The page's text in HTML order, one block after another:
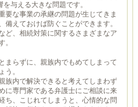
与える大きな問題です。
要な事業の承継の問題が生じてきま
備えておけば防ぐことができます。
ど、相続対策に関するさまざまなア
。
まらずに、親族内でもめてしまって
う。
族内で解決できると考えてしまわず
に専門家である弁護士にご相談に来
ち、こじれてしまうと、心情的な問